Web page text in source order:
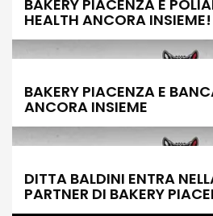
BAKERY PIACENZA E
HEALTH ANCORA INSIEME!
BAKERY PIACENZA E
ANCORA INSIEME
DITTA BALDINI ENTRA
PARTNER DI BAKERY